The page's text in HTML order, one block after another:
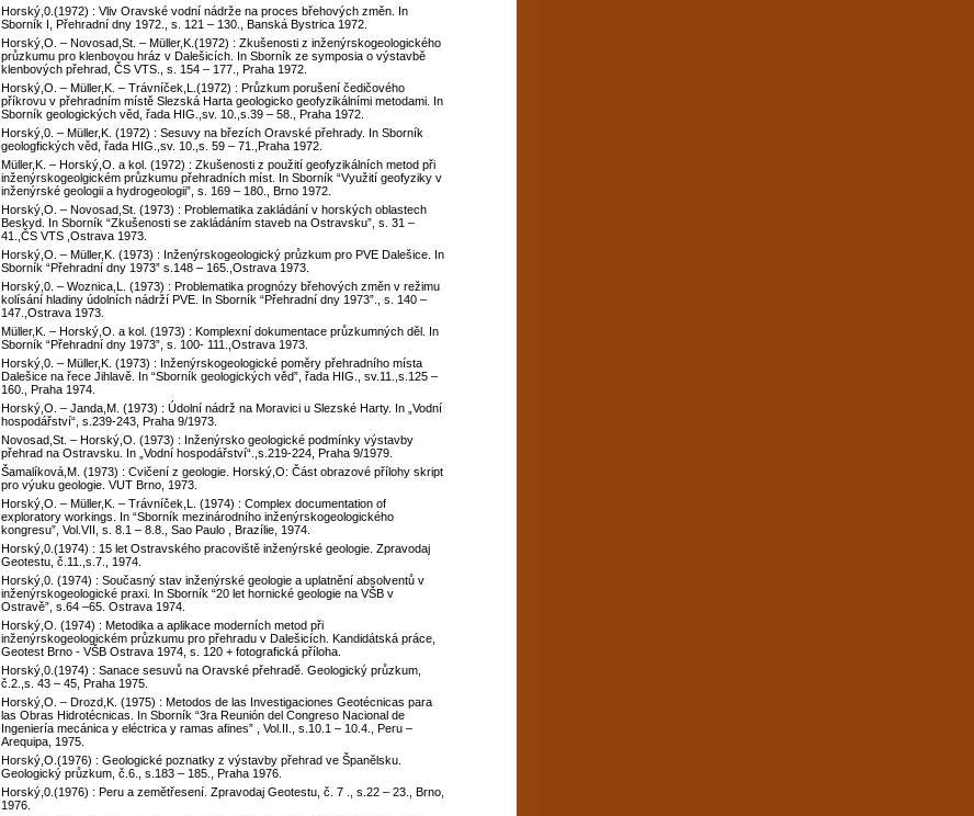
Horský,0.(1972) : Vliv Oravské vodní nádrže na proces břehových změn. In
Sborník I, Přehradní dny 1972., s. 121 – 130., Banská Bystrica 1972.
Horský,O. – Novosad,St. – Müller,K.(1972) : Zkušenosti z inženýrskogeologického
průzkumu pro klenbovou hráz v Dalešicích. In Sborník ze symposia o výstavbě
klenbových přehrad, ČS VTS., s. 154 – 177., Praha 1972.
Horský,O. – Müller,K. – Trávníček,L.(1972) : Průzkum porušení čedičového
příkrovu v přehradním místě Slezská Harta geologicko geofyzikálními metodami. In
Sborník geologických věd, řada HIG.,sv. 10.,s.39 – 58., Praha 1972.
Horský,0. – Müller,K. (1972) : Sesuvy na březích Oravské přehrady. In Sborník
geologfických věd, řada HIG.,sv. 10.,s. 59 – 71.,Praha 1972.
Müller,K. – Horský,O. a kol. (1972) : Zkušenosti z použití geofyzikálních metod při
inženýrskogeolgickém průzkumu přehradních míst. In Sborník “Využití geofyziky v
inženýrské geologii a hydrogeologii”, s. 169 – 180., Brno 1972.
Horský,O. – Novosad,St. (1973) : Problematika zakládání v horských oblastech
Beskyd. In Sborník “Zkušenosti se zakládáním staveb na Ostravsku”, s. 31 –
41.,ČS VTS ,Ostrava 1973.
Horský,O. – Müller,K. (1973) : Inženýrskogeologický průzkum pro PVE Dalešice. In
Sborník “Přehradní dny 1973” s.148 – 165.,Ostrava 1973.
Horský,0. – Woznica,L. (1973) : Problematika prognózy břehových změn v režimu
kolísání hladiny údolních nádrží PVE. In Sborník “Přehradní dny 1973”., s. 140 –
147.,Ostrava 1973.
Müller,K. – Horský,O. a kol. (1973) : Komplexní dokumentace průzkumných děl. In
Sborník “Přehradní dny 1973”, s. 100- 111.,Ostrava 1973.
Horský,0. – Müller,K. (1973) : Inženýrskogeologické poměry přehradního místa
Dalešice na řece Jihlavě. In “Sborník geologických věd”, řada HIG., sv.11.,s.125 –
160., Praha 1974.
Horský,O. – Janda,M. (1973) : Údolní nádrž na Moravici u Slezské Harty. In „Vodní
hospodářství“, s.239-243, Praha 9/1973.
Novosad,St. – Horský,O. (1973) : Inženýrsko geologické podmínky výstavby
přehrad na Ostravsku. In „Vodní hospodářství“.,s.219-224, Praha 9/1979.
Šamalíková,M. (1973) : Cvičení z geologie. Horský,O: Část obrazové přílohy skript
pro výuku geologie. VUT Brno, 1973.
Horský,O. – Müller,K. – Trávníček,L. (1974) : Complex documentation of
exploratory workings. In “Sborník mezinárodního inženýrskogeologického
kongresu”, Vol.VII, s. 8.1 – 8.8., Sao Paulo , Brazílie, 1974.
Horský,0.(1974) : 15 let Ostravského pracoviště inženýrské geologie. Zpravodaj
Geotestu, č.11.,s.7., 1974.
Horský,0. (1974) : Současný stav inženýrské geologie a uplatnění absolventů v
inženýrskogeologické praxi. In Sborník “20 let hornické geologie na VŠB v
Ostravě”, s.64 –65. Ostrava 1974.
Horský,O. (1974) : Metodika a aplikace moderních metod při
inženýrskogeologickém průzkumu pro přehradu v Dalešicích. Kandidátská práce,
Geotest Brno - VŠB Ostrava 1974, s. 120 + fotografická příloha.
Horský,0.(1974) : Sanace sesuvů na Oravské přehradě. Geologický průzkum,
č.2.,s. 43 – 45, Praha 1975.
Horský,O. – Drozd,K. (1975) : Metodos de las Investigaciones Geotécnicas para
las Obras Hidrotécnicas. In Sborník “3ra Reunión del Congreso Nacional de
Ingeniería mecánica y eléctrica y ramas afines” , Vol.II., s.10.1 – 10.4., Peru –
Arequipa, 1975.
Horský,O.(1976) : Geologické poznatky z výstavby přehrad ve Španělsku.
Geologický průzkum, č.6., s.183 – 185., Praha 1976.
Horský,0.(1976) : Peru a zemětřesení. Zpravodaj Geotestu, č. 7 ., s.22 – 23., Brno,
1976.